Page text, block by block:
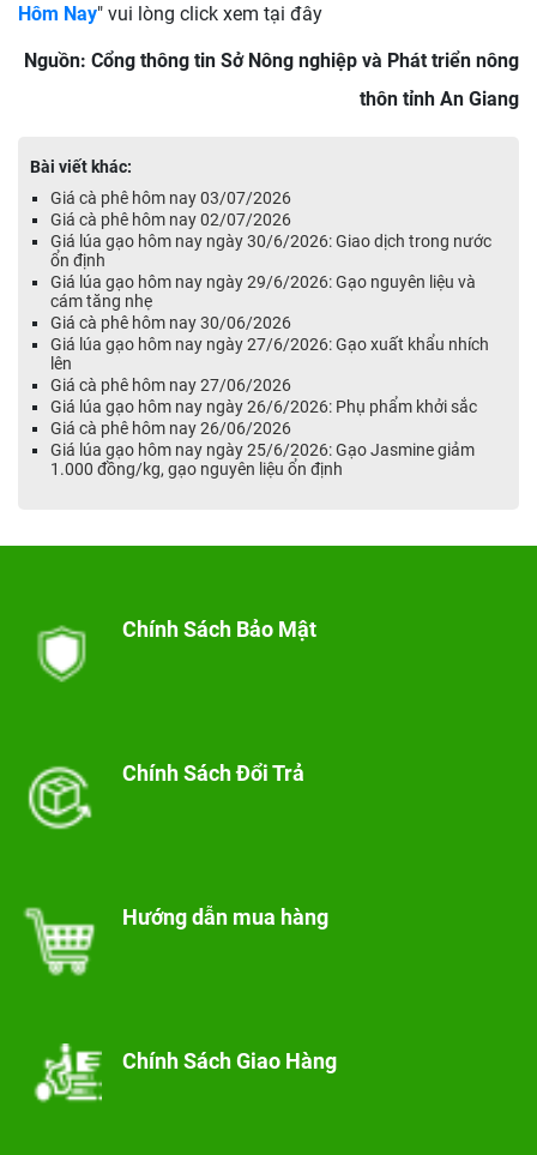
Hôm Nay" vui lòng click xem tại đây
Nguồn: Cổng thông tin Sở Nông nghiệp và Phát triển nông
thôn tỉnh An Giang
Bài viết khác:
Giá cà phê hôm nay 03/07/2026
Giá cà phê hôm nay 02/07/2026
Giá lúa gạo hôm nay ngày 30/6/2026: Giao dịch trong nước
ổn định
Giá lúa gạo hôm nay ngày 29/6/2026: Gạo nguyên liệu và
cám tăng nhẹ
Giá cà phê hôm nay 30/06/2026
Giá lúa gạo hôm nay ngày 27/6/2026: Gạo xuất khẩu nhích
lên
Giá cà phê hôm nay 27/06/2026
Giá lúa gạo hôm nay ngày 26/6/2026: Phụ phẩm khởi sắc
Giá cà phê hôm nay 26/06/2026
Giá lúa gạo hôm nay ngày 25/6/2026: Gạo Jasmine giảm
1.000 đồng/kg, gạo nguyên liệu ổn định
Chính Sách Bảo Mật
Chính Sách Đổi Trả
Hướng dẫn mua hàng
Chính Sách Giao Hàng